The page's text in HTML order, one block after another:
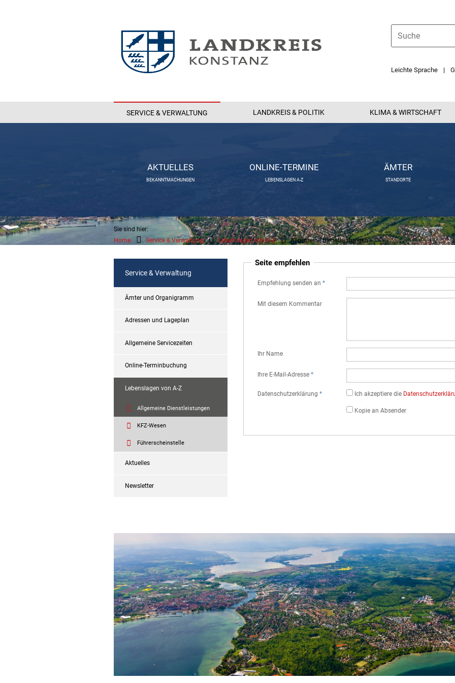
Leichte Sprache
SERVICE & VERWALTUNG LANDKREIS & POLITIK KLIMA & WIRTSCHAFT
AKTUELLES
BEKANNTMACHUNGEN
ONLINE-TERMINE
LEBENSLAGEN A-Z
ÄMTER
STANDORTE
Sie sind hier:
Home
Service & Verwaltung Lebenslagen von A-Z Allgemeine Dienstleistungen
Service & Verwaltung
Ämter und Organigramm
Adressen und Lageplan
Allgemeine Servicezeiten
Online-Terminbuchung
Lebenslagen von A-Z
Allgemeine Dienstleistungen
KFZ-Wesen
Führerscheinstelle
Aktuelles
Newsletter
Seite empfehlen
Empfehlung senden an *
Mit diesem Kommentar
Ihr Name
Ihre E-Mail-Adresse *
Datenschutz­erklärung* Ich akzeptiere die
Kopie an Absender